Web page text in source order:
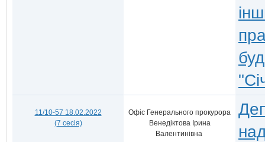
11/10-57 18.02.2022
(7 сесія)
Офіс Генерального прокурора
Венедіктова Ірина
Валентинівна